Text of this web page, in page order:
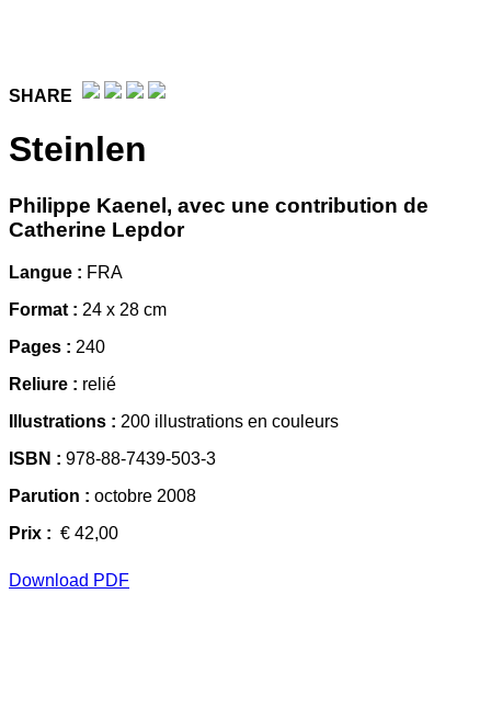
SHARE
Steinlen
Philippe Kaenel, avec une contribution de
Catherine Lepdor
Langue : FRA
Format : 24 x 28 cm
Pages : 240
Reliure : relié
Illustrations : 200 illustrations en couleurs
ISBN : 978-88-7439-503-3
Parution : octobre 2008
Prix : € 42,00
Download PDF